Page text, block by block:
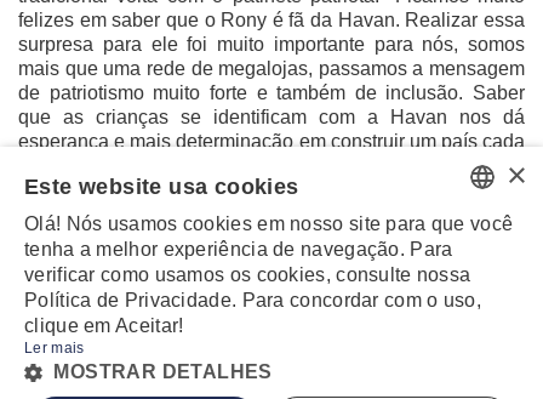
felizes em saber que o Rony é fã da Havan. Realizar essa
surpresa para ele foi muito importante para nós, somos
mais que uma rede de megalojas, passamos a mensagem
de patriotismo muito forte e também de inclusão. Saber
que as crianças se identificam com a Havan nos dá
esperança e mais determinação em construir um país cada
vez melhor. Como diz a mensagem que estampa as
nossas camisetas: “O Brasil que queremos só depende de
nós”, conclui Luciano Hang.
POWERED BY
PORTUGUESE
ENGLISH
×
Este website usa cookies
Olá! Nós usamos cookies em nosso site para que você
tenha a melhor experiência de navegação. Para
verificar como usamos os cookies, consulte nossa
Política de Privacidade. Para concordar com o uso,
clique em Aceitar!
Ler mais
MOSTRAR DETALHES